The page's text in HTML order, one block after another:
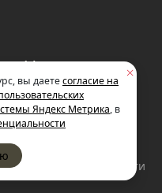
14
конфиденциальности
вы даетесогласие на
Яндекс Метрика, в